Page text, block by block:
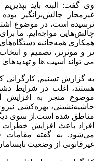
وی گفت: البته باید
غیرمجاز چالش‌برانگیز
نرسیده‌ است، در موضوع
چالش‌هایی مواجه‌ایم. ما
همکاری همه‌جانبه
تر و موثرتر، تصمیم و
می تواند آسیب ها و
به گزارش تسنیم, کارگرانی
هستند، اغلب در شرایط
موضوع منجر به افزایش
حاشیه‌نشینی، بهره‌کشی
مناطق شده است.از سوی
افراد باعث افزایش خطرات
می‌شود. به گفته مقامات
غیرقانونی از وضعیت